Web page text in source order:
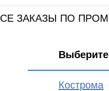
ЗАКАЗЫ ПО
Кострома